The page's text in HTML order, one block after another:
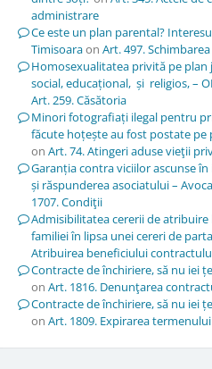
administrare
Ce este un plan parental?
Timisoaraon Art. 497.
Homosexualitatea privită pe plan
social, educațional, și religios, –
Art. 259. Căsătoria
Minori fotografiați ilegal pentru
făcute hoțește au fost postate pe
on Art. 74. Atingeri aduse vieţii
Garanția contra viciilor ascunse
și răspunderea asociatului –
1707. Condiţii
Admisibilitatea cererii de
familiei în lipsa unei cereri de
Atribuirea beneficiului
Contracte de închiriere, să nu iei
on Art. 1816. Denunţarea
Contracte de închiriere, să nu iei
on Art. 1809. Expirarea termenului